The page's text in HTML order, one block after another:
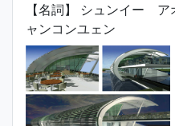
【名詞】 シュンイー
ャンコンユェン